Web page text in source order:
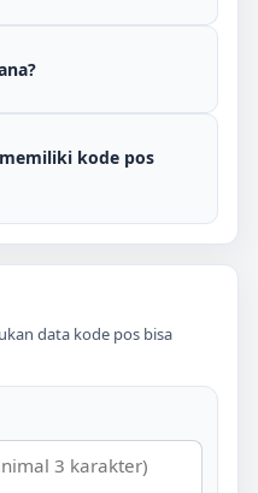
kode pos
data kode pos bisa